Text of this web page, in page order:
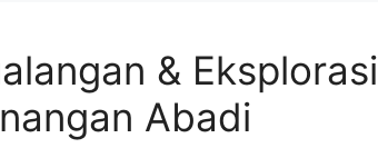
& Eksplorasi
Abadi